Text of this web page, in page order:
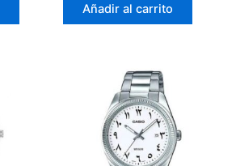
Añadir al carrito